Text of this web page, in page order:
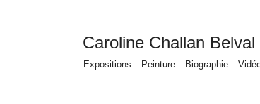
Caroline Challan Belval
Expositions Peinture Biographie